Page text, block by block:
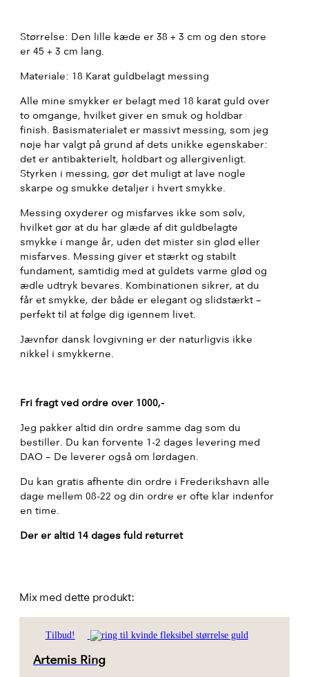
Størrelse: Den lille kæde er 38 + 3 cm og den store
er 45 + 3 cm lang.
Materiale: 18 Karat guldbelagt messing
Alle mine smykker er belagt med 18 karat guld over
to omgange, hvilket giver en smuk og holdbar
finish. Basismaterialet er massivt messing, som jeg
nøje har valgt på grund af dets unikke egenskaber:
det er antibakterielt, holdbart og allergivenligt.
Styrken i messing, gør det muligt at lave nogle
skarpe og smukke detaljer i hvert smykke.
Messing oxyderer og misfarves ikke som sølv,
hvilket gør at du har glæde af dit guldbelagte
smykke i mange år, uden det mister sin glød eller
misfarves. Messing giver et stærkt og stabilt
fundament, samtidig med at guldets varme glød og
ædle udtryk bevares. Kombinationen sikrer, at du
får et smykke, der både er elegant og slidstærkt –
perfekt til at følge dig igennem livet.
Jævnfør dansk lovgivning er der naturligvis ikke
nikkel i smykkerne.
Fri fragt ved ordre over 1000,-
Jeg pakker altid din ordre samme dag som du
bestiller. Du kan forvente 1-2 dages levering med
DAO – De leverer også om lørdagen.
Du kan gratis afhente din ordre i Frederikshavn alle
dage mellem 08-22 og din ordre er ofte klar indenfor
en time.
Der er altid 14 dages fuld returret
Mix med dette produkt:
Tilbud!
Artemis Ring